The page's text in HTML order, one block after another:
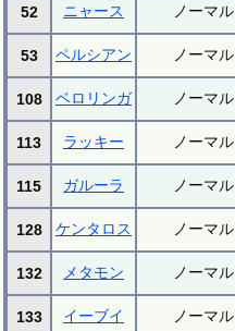
52 ニャース ノーマル
53 ペルシアン ノーマル
108 ベロリンガ ノーマル
113 ラッキー ノーマル
115 ガルーラ ノーマル
128 ケンタロス ノーマル
132 メタモン ノーマル
133 イーブイ ノーマル